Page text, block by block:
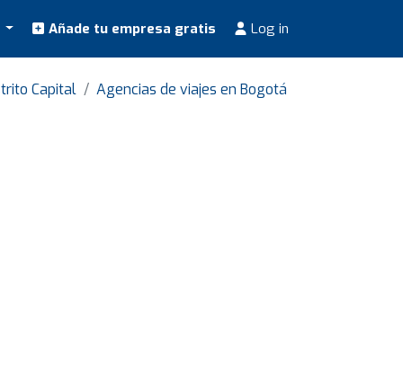
Añade tu empresa gratis Log in
Capital Agencias de viajes en Bogotá